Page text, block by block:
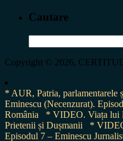
Cautare
for:
Copyright © 2026,
* AUR, Patria, parlamentarele
Eminescu (Necenzurat).
România
* VIDEO. Viața lui
Prietenii și Dușmanii
*
Episodul 7 – Eminescu